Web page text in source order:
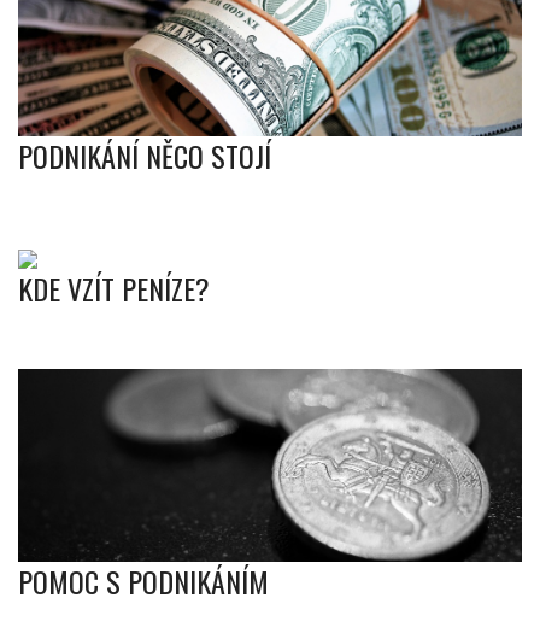
PODNIKÁNÍ NĚCO STOJÍ
KDE VZÍT PENÍZE?
POMOC S PODNIKÁNÍM